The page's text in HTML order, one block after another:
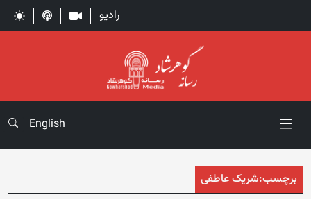
رادیو
English
برچسب:شریک عاطفی